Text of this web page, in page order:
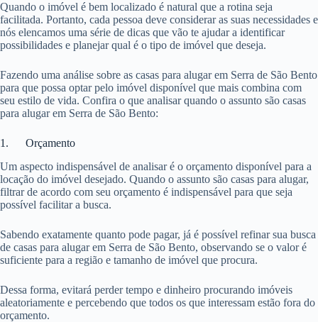
Quando o imóvel é bem localizado é natural que a rotina seja
facilitada. Portanto, cada pessoa deve considerar as suas necessidades e
nós elencamos uma série de dicas que vão te ajudar a identificar
possibilidades e planejar qual é o tipo de imóvel que deseja.
Fazendo uma análise sobre as casas para alugar em Serra de São Bento
para que possa optar pelo imóvel disponível que mais combina com
seu estilo de vida. Confira o que analisar quando o assunto são casas
para alugar em Serra de São Bento:
1. Orçamento
Um aspecto indispensável de analisar é o orçamento disponível para a
locação do imóvel desejado. Quando o assunto são casas para alugar,
filtrar de acordo com seu orçamento é indispensável para que seja
possível facilitar a busca.
Sabendo exatamente quanto pode pagar, já é possível refinar sua busca
de casas para alugar em Serra de São Bento, observando se o valor é
suficiente para a região e tamanho de imóvel que procura.
Dessa forma, evitará perder tempo e dinheiro procurando imóveis
aleatoriamente e percebendo que todos os que interessam estão fora do
orçamento.